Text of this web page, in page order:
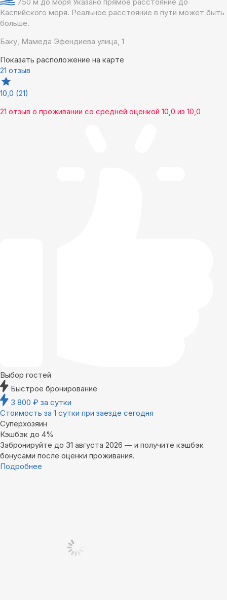
Каспийского моря. Реальное расстояние в пути может быть
больше.
Баку, Мамеда Эфендиева улица, 1
Показать расположение на карте
21 отзыв
10,0 (21)
21 отзыв о проживании со средней оценкой 10,0 из 10,0
Выбор гостей
Быстрое бронирование
3 800 ₽ за сутки
Стоимость за 1 сутки при заезде сегодня
Суперхозяин
Кэшбэк до 4%
Забронируйте до 31 августа 2026 — и получите кэшбэк
бонусами после оценки проживания.
Подробнее